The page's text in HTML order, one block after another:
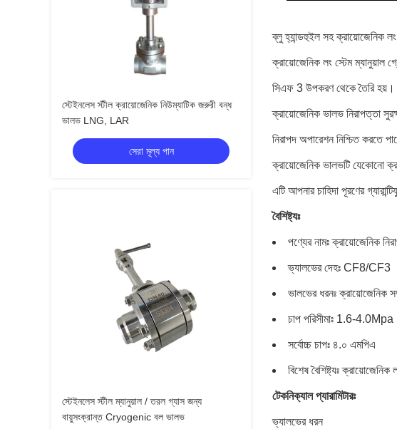
স্টেইনলেস স্টীল ক্রায়োজেনিক নিউম্যাটিক জরুরী বন্ধ
ভালভ LNG, LAR
সেরা মূল্য পান
স্টেইনলেস স্টীল ম্যানুয়াল / তরল গ্যাস জন্য
বায়ুসংক্রান্ত Cryogenic বল ভালভ
ব্লু হ্যান্ডহুইল সহ ক্রায়োজেনিক
ক্রায়োজেনিক লং স্টেম ম্যানুয়াল
সিএফ 3 উপকরণ থেকে তৈরি
ক্রায়োজেনিক ভালভ নিরাপত্তা
নিরাপদ অপারেশন নিশ্চিত করতে
ক্রায়োজেনিক ভালভটি যেকোনো
এটি আপনার চাহিদা পূরণের
বৈশিষ্ট্যঃ
পণ্যের নামঃ ক্রায়োজেনিক
ভ্যালভের দেহঃ CF8/CF3
ভালভের ধরনঃ ক্রায়োজেনিক
চাপ পরিসীমাঃ 1.6-4.0Mpa
সর্বোচ্চ চাপঃ ৪.০ এমপিএ
বিশেষ বৈশিষ্ট্যঃ
টেকনিক্যাল প্যারামিটারঃ
ভ্যালভের ধরন